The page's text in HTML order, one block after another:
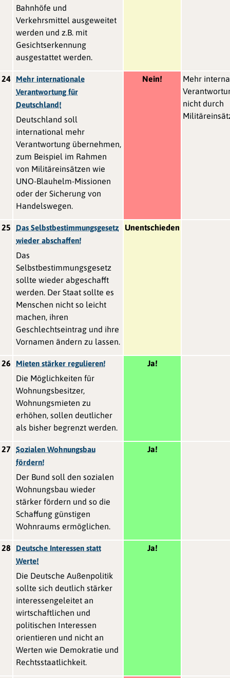
Bahnhöfe und
Verkehrsmittel ausgeweitet
werden und z.B. mit
Gesichtserkennung
ausgestattet werden.
24
Mehr internationale
Verantwortung für
Deutschland!
Deutschland soll
international mehr
Verantwortung übernehmen,
zum Beispiel im Rahmen
von Militäreinsätzen wie
UNO-Blauhelm-Missionen
oder der Sicherung von
Handelswegen.
Nein!
Mehr
nicht durch
25
Das Selbstbestimmungsgesetz
wieder abschaffen!
Das
Selbstbestimmungsgesetz
sollte wieder abgeschafft
werden. Der Staat sollte es
Menschen nicht so leicht
machen, ihren
Geschlechtseintrag und ihre
Vornamen ändern zu lassen.
Unentschieden
26 Mieten stärker regulieren!
Die Möglichkeiten für
Wohnungsbesitzer,
Wohnungsmieten zu
erhöhen, sollen deutlicher
als bisher begrenzt werden.
Ja!
27
Sozialen Wohnungsbau
fördern!
Der Bund soll den sozialen
Wohnungsbau wieder
stärker fördern und so die
Schaffung günstigen
Wohnraums ermöglichen.
Ja!
28
Deutsche Interessen statt
Werte!
Die Deutsche Außenpolitik
sollte sich deutlich stärker
interessengeleitet an
wirtschaftlichen und
politischen Interessen
orientieren und nicht an
Werten wie Demokratie und
Rechtsstaatlichkeit.
Ja!